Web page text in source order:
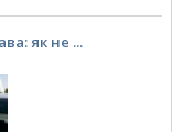
як не ...